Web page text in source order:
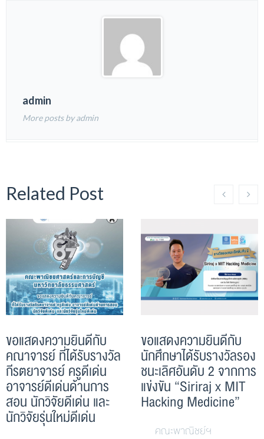
admin
More posts by admin
Related Post
ขอแสดงความยินดีกับ
คณาจารย์ ที่ได้รับรางวัล
กีรตยาจารย์ ครูดีเด่น
อาจารย์ดีเด่นด้านการ
สอน นักวิจัยดีเด่น และ
นักวิจัยรุ่นใหม่ดีเด่น
ขอแสดงความยินดีกับ
นักศึกษาได้รับรางวัลรอง
ชนะเลิศอันดับ 2 จากการ
แข่งขัน “Siriraj x MIT
Hacking Medicine”
คณะพาณิชย์ฯ